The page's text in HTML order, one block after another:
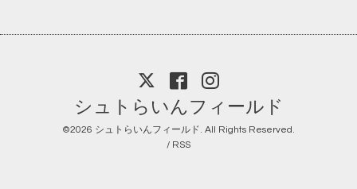
シュトらいんフィールド
©2026 シュトらいんフィールド. All Rights Reserved.
/ RSS